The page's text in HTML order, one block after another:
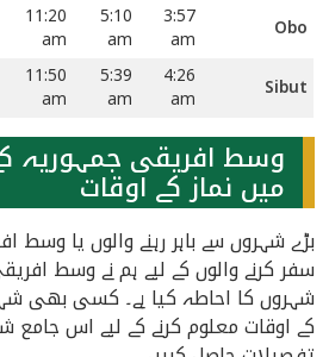
Obo
3:57
am
5:10
am
11:20
am
Sibut
4:26
am
5:39
am
11:50
am
وسط افریقی جمہوریہ
میں نماز کے اوقات
بڑے شہروں سے باہر رہنے والوں یا وسط
سفر کرنے والوں کے لیے ہم نے وسط
شہروں کا احاطہ کیا ہے۔ کسی بھی
کے اوقات معلوم کرنے کے لیے اس